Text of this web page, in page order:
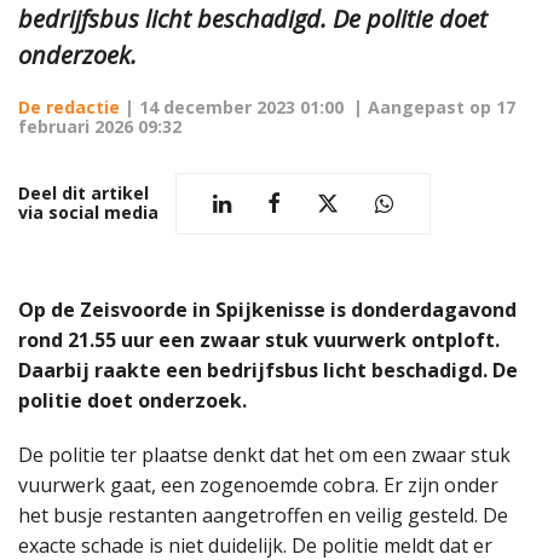
bedrijfsbus licht beschadigd. De politie doet
onderzoek.
De redactie | 14 december 2023 01:00 | Aangepast op 17
februari 2026 09:32
Deel dit artikel
via social media
Op de Zeisvoorde in Spijkenisse is donderdagavond
rond 21.55 uur een zwaar stuk vuurwerk ontploft.
Daarbij raakte een bedrijfsbus licht beschadigd. De
politie doet onderzoek.
De politie ter plaatse denkt dat het om een zwaar stuk
vuurwerk gaat, een zogenoemde cobra. Er zijn onder
het busje restanten aangetroffen en veilig gesteld. De
exacte schade is niet duidelijk. De politie meldt dat er